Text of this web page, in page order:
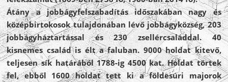
Átány a jobbágyfelszabadítás időszakában nagy és
középbirtokosok tulajdonában lévő jobbágyközség, 203
jobbágyháztartással és 230 zsellércsaláddal. 40
kisnemes család is élt a faluban. 9000 holdat kitevő,
teljesen sík határából 1788-ig 4500 kat. Holdat törtek
fel, ebből 1600 holdat tett ki a földesúri majorok